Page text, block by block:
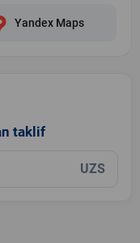
Yandex Maps
taklif
UZS